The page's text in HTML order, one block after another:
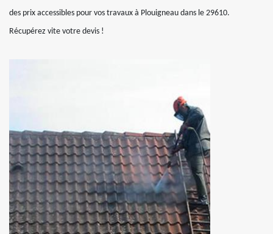
des prix accessibles pour vos travaux à Plouigneau dans le 29610.
Récupérez vite votre devis !